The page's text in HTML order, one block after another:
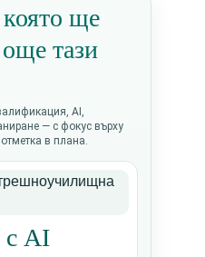
ще
тази
AI,
— с фокус върху
в плана.
с AI